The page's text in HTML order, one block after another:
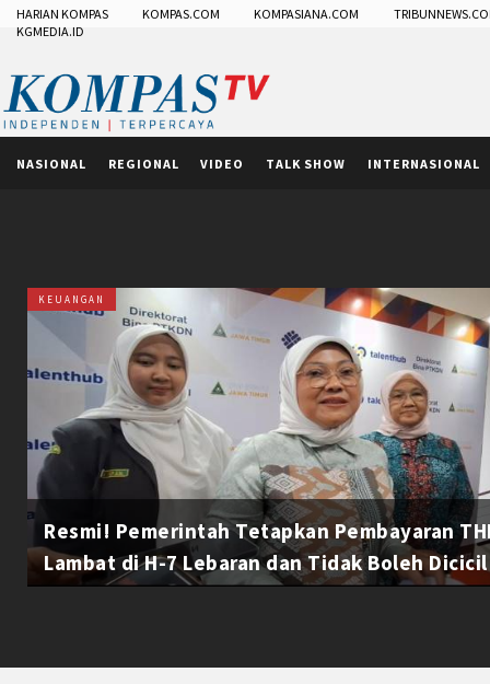
HARIAN KOMPAS KOMPAS.COM KOMPASIANA.COM
KGMEDIA.ID
NASIONAL REGIONAL VIDEO TALK SHOW INTERNASIONAL
KEUANGAN
Resmi! Pemerintah Tetapkan Pembayaran
Lambat di H-7 Lebaran dan Tidak Boleh Dicicil